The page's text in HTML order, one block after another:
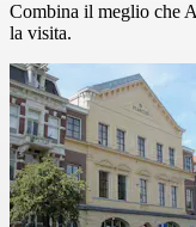
Combina il meglio che
la visita.